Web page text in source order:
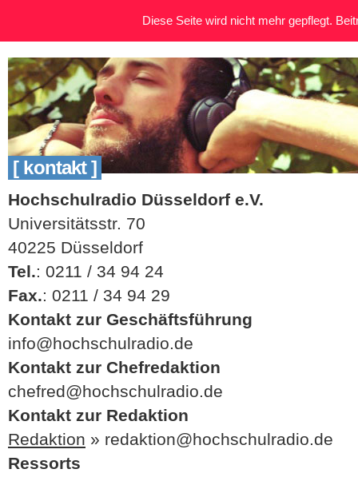
[ kontakt ]
Hochschulradio Düsseldorf e.V.
Universitätsstr. 70
40225 Düsseldorf
Tel.: 0211 / 34 94 24
Fax.: 0211 / 34 94 29
Kontakt zur Geschäftsführung
info@hochschulradio.de
Kontakt zur Chefredaktion
chefred@hochschulradio.de
Kontakt zur Redaktion
Redaktion » redaktion@hochschulradio.de
Ressorts
Diese Seite wird nicht mehr gepflegt.